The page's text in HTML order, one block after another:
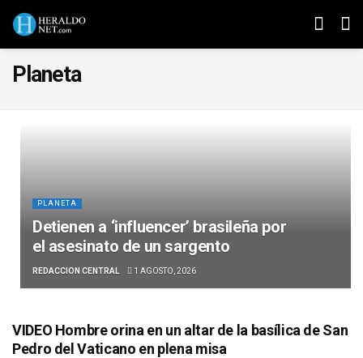
Planeta
PLANETA
Detienen a ‘influencer’ brasileña por
el asesinato de un sargento
REDACCION CENTRAL 1 AGOSTO, 2026
VIDEO Hombre orina en un altar de la basílica de San
Pedro del Vaticano en plena misa